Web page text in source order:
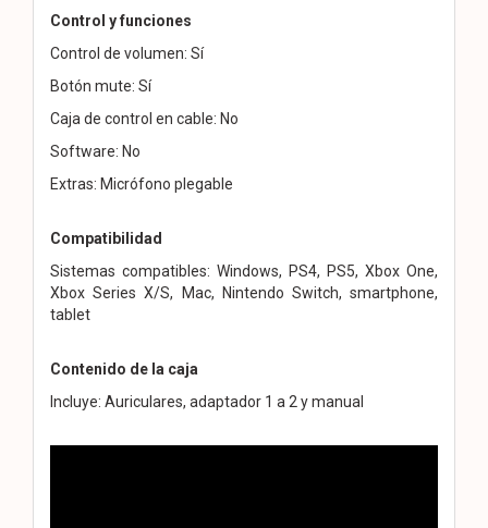
Control y funciones
Control de volumen: Sí
Botón mute: Sí
Caja de control en cable: No
Software: No
Extras: Micrófono plegable
Compatibilidad
Sistemas compatibles: Windows, PS4, PS5, Xbox One,
Xbox Series X/S, Mac, Nintendo Switch, smartphone,
tablet
Contenido de la caja
Incluye: Auriculares, adaptador 1 a 2 y manual